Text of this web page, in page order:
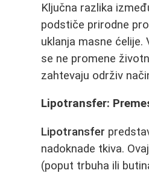
Ključna razlika
podstiče prirodne
uklanja masne ćelije.
se ne promene
zahtevaju održiv
Lipotransfer:
Lipotransfer
nadoknade tkiva.
(poput trbuha ili